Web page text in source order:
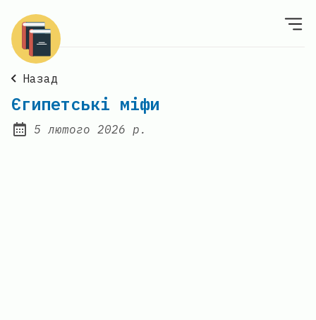
Назад
Єгипетські міфи
Posted on:
5 лютого 2026 р.